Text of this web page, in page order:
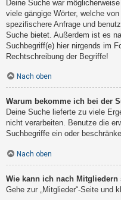
Deine Suche war
viele gängige Wörter, welche
spezifischere Anfrage und
Suche bietet. Außerdem ist es
Suchbegriff(e) hier nirgends im
Rechtschreibung der Begriffe!
Nach oben
Warum bekomme ich bei der
Deine Suche lieferte zu viele
nicht verarbeiten. Benutze die
Suchbegriffe ein oder
Nach oben
Wie kann ich nach Mitgliedern
Gehe zur „Mitglieder“-Seite und